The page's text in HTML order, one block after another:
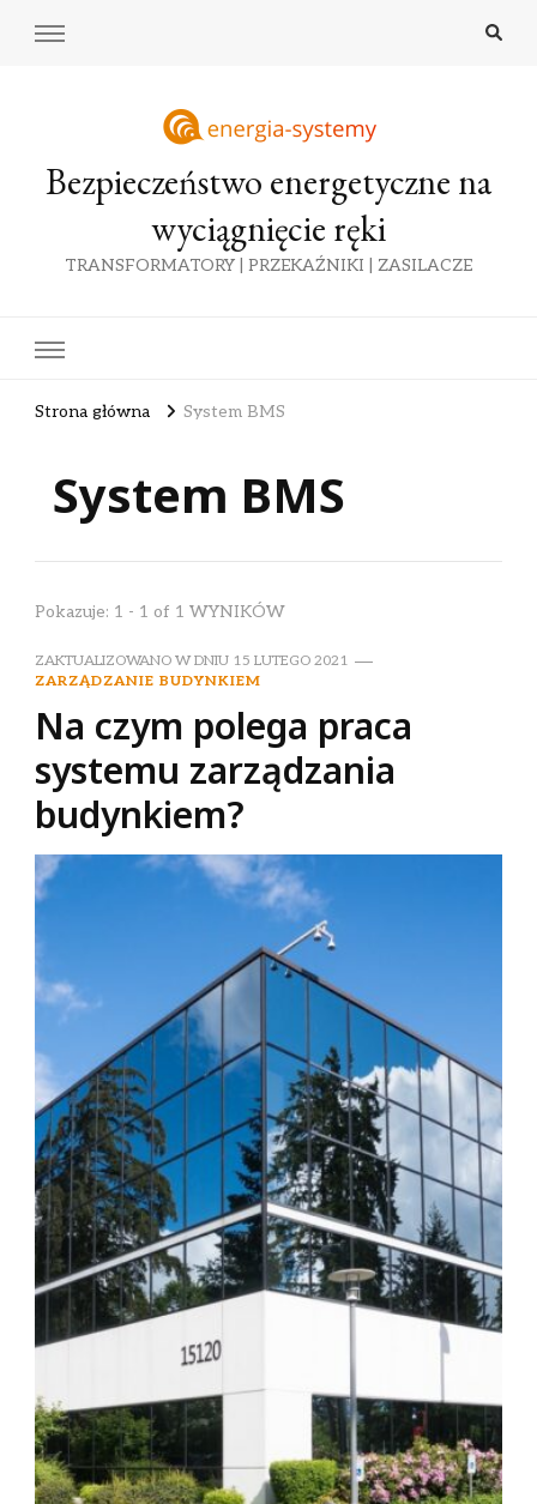
Bezpieczeństwo energetyczne na
wyciągnięcie ręki
TRANSFORMATORY | PRZEKAŹNIKI | ZASILACZE
Strona główna System BMS
System BMS
Pokazuje: 1 - 1 of 1 WYNIKÓW
ZAKTUALIZOWANO W DNIU 15 LUTEGO 2021
ZARZĄDZANIE BUDYNKIEM
Na czym polega praca
systemu zarządzania
budynkiem?